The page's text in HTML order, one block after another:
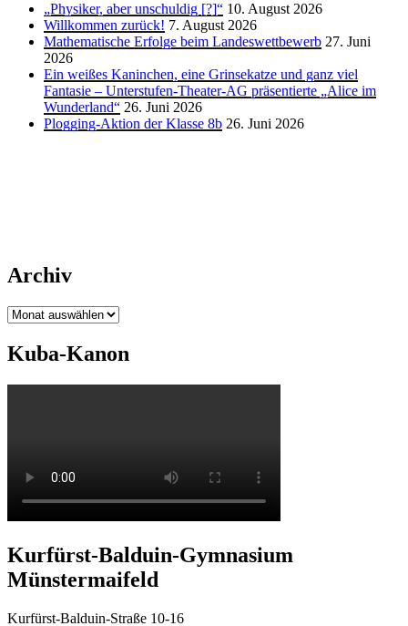
„Physiker, aber unschuldig [?]“ 10. August 2026
Willkommen zurück! 7. August 2026
Mathematische Erfolge beim Landeswettbewerb 27. Juni
2026
Ein weißes Kaninchen, eine Grinsekatze und ganz viel
Fantasie – Unterstufen-Theater-AG präsentierte „Alice im
Wunderland“ 26. Juni 2026
Plogging-Aktion der Klasse 8b 26. Juni 2026
Archiv
Archiv
Kuba-Kanon
Kurfürst-Balduin-Gymnasium
Münstermaifeld
Kurfürst-Balduin-Straße 10-16